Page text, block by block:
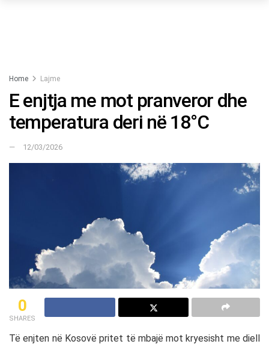
Home Lajme
E enjtja me mot pranveror dhe
temperatura deri në 18°C
12/03/2026
0
SHARES
Të enjten në Kosovë pritet të mbajë mot kryesisht me diell